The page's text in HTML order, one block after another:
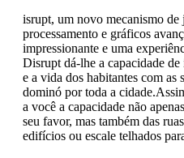
isrupt, um novo mecanismo de
processamento e gráficos
impressionante e uma
Disrupt dá-lhe a capacidade
e a vida dos habitantes com as
dominó por toda a
a você a capacidade não
seu favor, mas também das
edifícios ou escale telhados